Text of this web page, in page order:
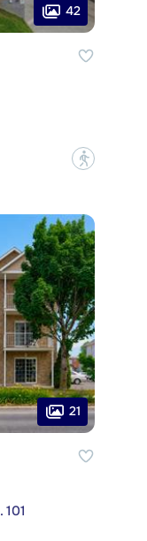
42
?
21